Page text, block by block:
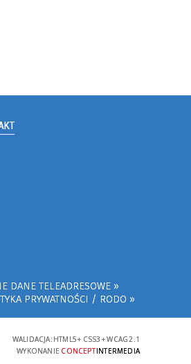
DANE TELEADRESOWE
PRYWATNOŚCI / RODO
WALIDACJA: HTML5+ CSS3 +WCAG 2.1
WYKONANIE CONCEPTINTERMEDIA